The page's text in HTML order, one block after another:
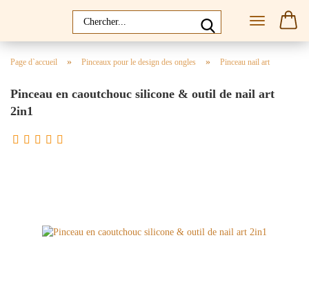
Page d`accueil » Pinceaux pour le design des ongles » Pinceau nail art
Pinceau en caoutchouc silicone & outil de nail art
2in1